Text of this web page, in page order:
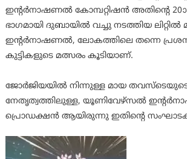
ഇന്റർനാഷണൽ കോമ്പറ്റിഷൻ അതിന്റെ
ഭാഗമായി ദുബായിൽ വച്ചു നടത്തിയ ലിറ്റിൽ
ഇന്റർനാഷണൽ, ലോകത്തിലെ തന്നെ
കുട്ടികളുടെ മത്സരം കൂടിയാണ്.
ജോർജിയയിൽ നിന്നുള്ള മായ
നേതൃത്വത്തിലുള്ള, യൂണിവേഴ്സൽ
പ്രൊഡക്ഷൻ ആയിരുന്നു ഇതിന്റെ